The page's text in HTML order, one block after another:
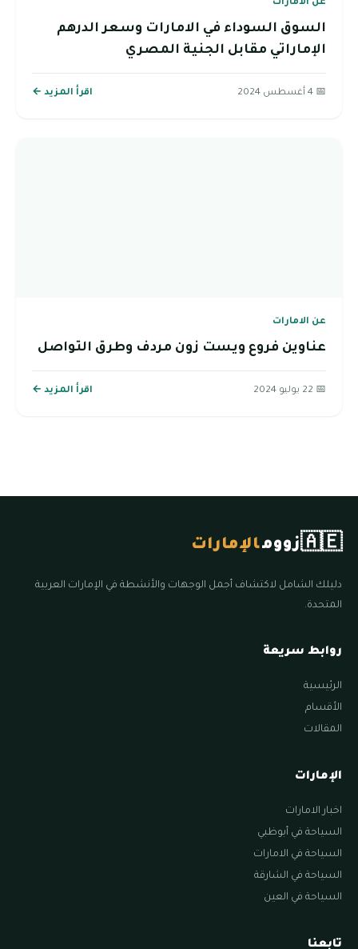
عن الامارات
السوق السوداء في الامارات وسعر الدرهم
الإماراتي مقابل الجنية المصري
📅 4 أغسطس 2024 اقرأ المزيد ←
عن الامارات
عناوين فروع ويست زون مردف وطرق التواصل
📅 22 يوليو 2024 اقرأ المزيد ←
🇦🇪زوومالإمارات
دليلك الشامل لاكتشاف أجمل الوجهات والأنشطة في الإمارات العربية
المتحدة.
روابط سريعة
الرئيسية
الأقسام
المقالات
الإمارات
اخبار الامارات
السياحة في أبوظبي
السياحة في الامارات
السياحة في الشارقة
السياحة في العين
تابعنا